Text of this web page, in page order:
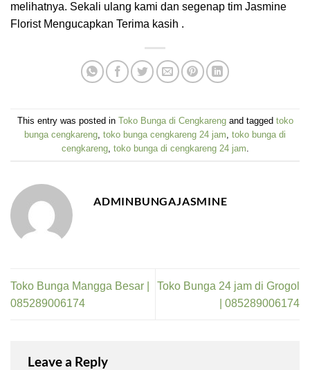
melihatnya. Sekali ulang kami dan segenap tim Jasmine
Florist Mengucapkan Terima kasih .
This entry was posted in Toko Bunga di Cengkarengand tagged toko
bunga cengkareng toko bunga cengkareng 24 jam toko bunga di
cengkareng, toko bunga di cengkareng 24 jam
ADMINBUNGAJASMINE
Toko Bunga Mangga Besar |
085289006174
Toko Bunga 24 jam di Grogol
| 085289006174
Leave a Reply